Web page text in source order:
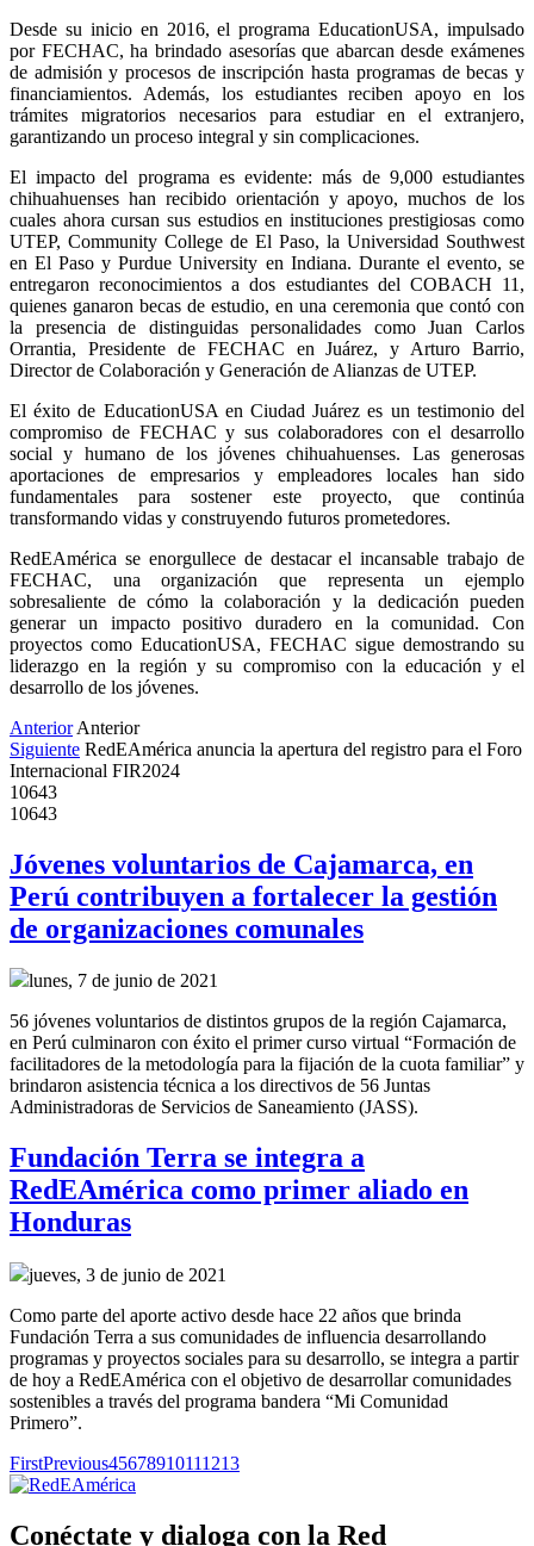
Desde su inicio en 2016, el programa EducationUSA, impulsado
por FECHAC, ha brindado asesorías que abarcan desde exámenes
de admisión y procesos de inscripción hasta programas de becas y
financiamientos. Además, los estudiantes reciben apoyo en los
trámites migratorios necesarios para estudiar en el extranjero,
garantizando un proceso integral y sin complicaciones.
El impacto del programa es evidente: más de 9,000 estudiantes
chihuahuenses han recibido orientación y apoyo, muchos de los
cuales ahora cursan sus estudios en instituciones prestigiosas como
UTEP, Community College de El Paso, la Universidad Southwest
en El Paso y Purdue University en Indiana. Durante el evento, se
entregaron reconocimientos a dos estudiantes del COBACH 11,
quienes ganaron becas de estudio, en una ceremonia que contó con
la presencia de distinguidas personalidades como Juan Carlos
Orrantia, Presidente de FECHAC en Juárez, y Arturo Barrio,
Director de Colaboración y Generación de Alianzas de UTEP.
El éxito de EducationUSA en Ciudad Juárez es un testimonio del
compromiso de FECHAC y sus colaboradores con el desarrollo
social y humano de los jóvenes chihuahuenses. Las generosas
aportaciones de empresarios y empleadores locales han sido
fundamentales para sostener este proyecto, que continúa
transformando vidas y construyendo futuros prometedores.
RedEAmérica se enorgullece de destacar el incansable trabajo de
FECHAC, una organización que representa un ejemplo
sobresaliente de cómo la colaboración y la dedicación pueden
generar un impacto positivo duradero en la comunidad. Con
proyectos como EducationUSA, FECHAC sigue demostrando su
liderazgo en la región y su compromiso con la educación y el
desarrollo de los jóvenes.
Anterior Anterior
Siguiente RedEAmérica anuncia la apertura del registro para el Foro
Internacional FIR2024
10643
10643
Jóvenes voluntarios de Cajamarca, en
Perú contribuyen a fortalecer la gestión
de organizaciones comunales
lunes, 7 de junio de 2021
56 jóvenes voluntarios de distintos grupos de la región Cajamarca,
en Perú culminaron con éxito el primer curso virtual “Formación de
facilitadores de la metodología para la fijación de la cuota familiar” y
brindaron asistencia técnica a los directivos de 56 Juntas
Administradoras de Servicios de Saneamiento (JASS).
Fundación Terra se integra a
RedEAmérica como primer aliado en
Honduras
jueves, 3 de junio de 2021
Como parte del aporte activo desde hace 22 años que brinda
Fundación Terra a sus comunidades de influencia desarrollando
programas y proyectos sociales para su desarrollo, se integra a partir
de hoy a RedEAmérica con el objetivo de desarrollar comunidades
sostenibles a través del programa bandera “Mi Comunidad
Primero”.
FirstPrevious45678910111213
Conéctate y dialoga con la Red